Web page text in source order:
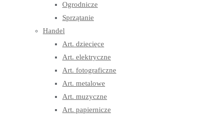
Ogrodnicze
Sprzątanie
Handel
Art. dziecięce
Art. elektryczne
Art. fotograficzne
Art. metalowe
Art. muzyczne
Art. papiernicze